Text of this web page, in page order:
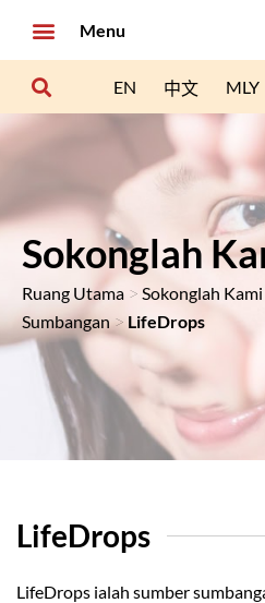
Menu
EN 中文 MLY
Sokonglah
Ruang Utama > Sokonglah Kami
Sumbangan> LifeDrops
LifeDrops
LifeDrops ialah sumber